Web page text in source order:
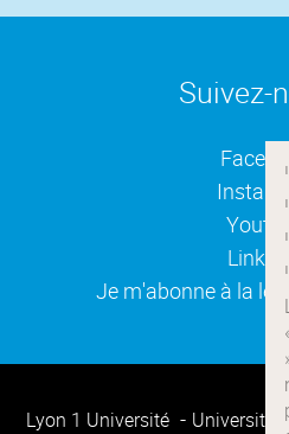
Suivez-
Je m'abonne à la
Lyon 1 Université
Université